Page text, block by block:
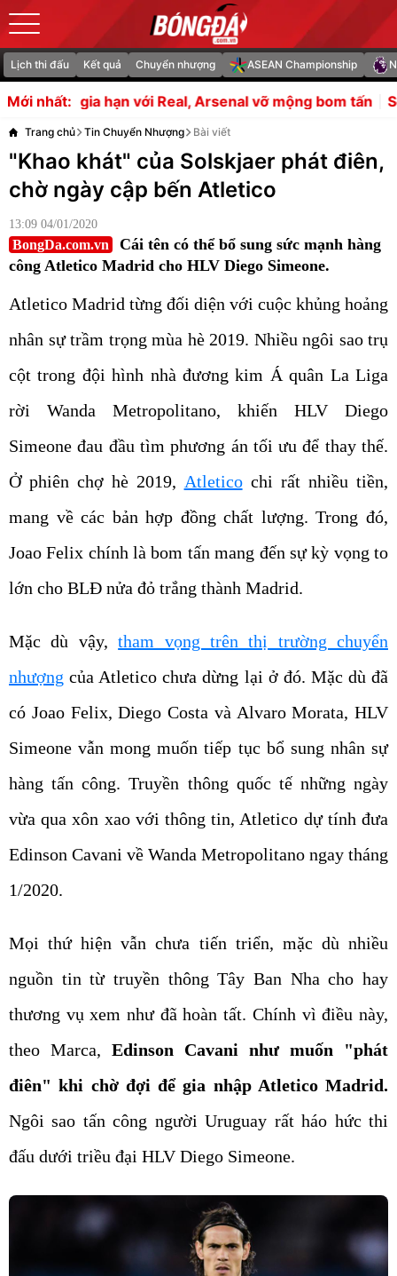
Lịch thi đấu Kết quả Chuyển nhượng ASEAN Championship
Mới nhất:
Real, Arsenal vỡ mộng bom tấn Sesko chậm bình
Trang chủ Tin Chuyển Nhượng Bài viết
"Khao khát" của Solskjaer phát điên,
chờ ngày cập bến Atletico
13:09 04/01/2020
BongDa.com.vn
Cái tên có thể bổ sung sức mạnh hàng
công Atletico Madrid cho HLV Diego Simeone.
Atletico Madrid từng đối diện với cuộc khủng hoảng
nhân sự trầm trọng mùa hè 2019. Nhiều ngôi sao trụ
cột trong đội hình nhà đương kim Á quân La Liga
rời Wanda Metropolitano, khiến HLV Diego
Simeone đau đầu tìm phương án tối ưu để thay thế.
Ở phiên chợ hè 2019, Atleticochi rất nhiều tiền,
mang về các bản hợp đồng chất lượng. Trong đó,
Joao Felix chính là bom tấn mang đến sự kỳ vọng to
lớn cho BLĐ nửa đỏ trắng thành Madrid.
Mặc dù vậy,tham vọng trên thị trường chuyển
nhượng của Atletico chưa dừng lại ở đó. Mặc dù đã
có Joao Felix, Diego Costa và Alvaro Morata, HLV
Simeone vẫn mong muốn tiếp tục bổ sung nhân sự
hàng tấn công. Truyền thông quốc tế những ngày
vừa qua xôn xao với thông tin, Atletico dự tính đưa
Edinson Cavani về Wanda Metropolitano ngay tháng
1/2020.
Mọi thứ hiện vẫn chưa tiến triển, mặc dù nhiều
nguồn tin từ truyền thông Tây Ban Nha cho hay
thương vụ xem như đã hoàn tất. Chính vì điều này,
theo Marca, Edinson Cavani như muốn "phát
điên" khi chờ đợi để gia nhập Atletico Madrid.
Ngôi sao tấn công người Uruguay rất háo hức thi
đấu dưới triều đại HLV Diego Simeone.